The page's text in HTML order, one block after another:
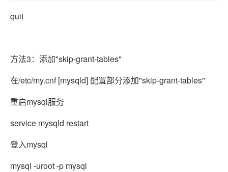
quit
方法3：添加"skip-grant-tables"
在/etc/my.cnf [mysqld] 配置部分添加"skip-grant-tables"
重启mysql服务
service mysqld restart
登入mysql
mysql -uroot -p mysql